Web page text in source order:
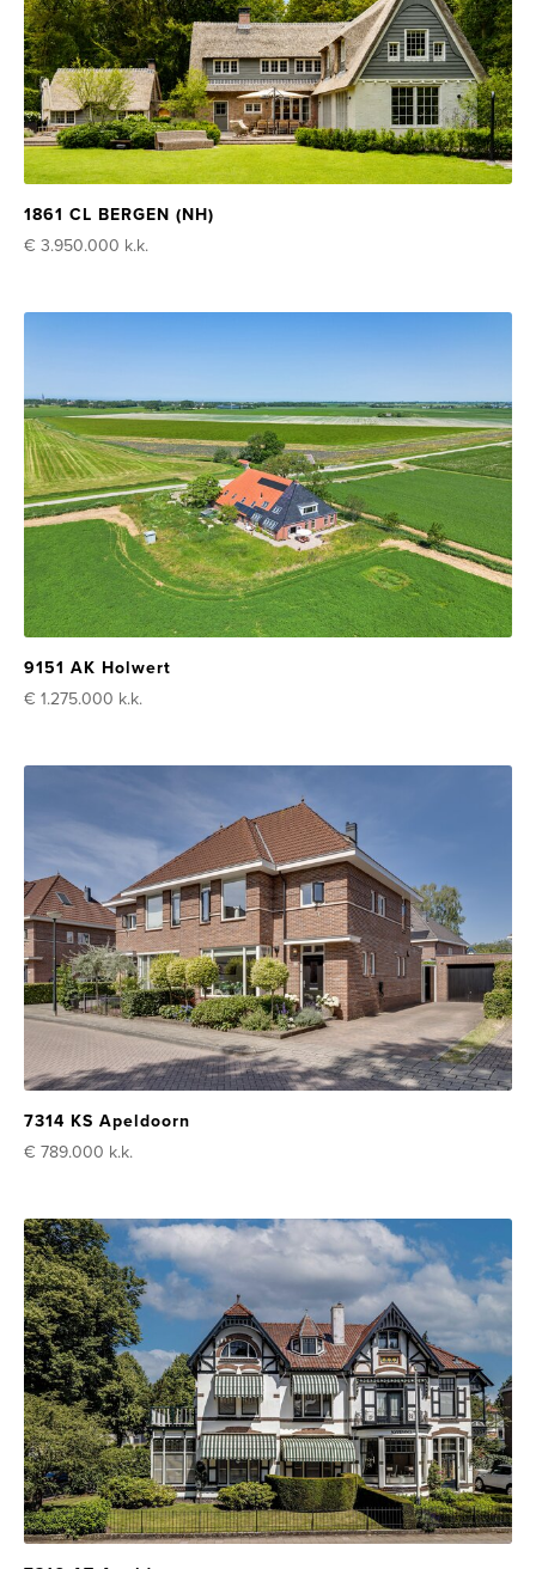
1861 CL BERGEN (NH)
€ 3.950.000 k.k.
9151 AK Holwert
€ 1.275.000 k.k.
7314 KS Apeldoorn
€ 789.000 k.k.